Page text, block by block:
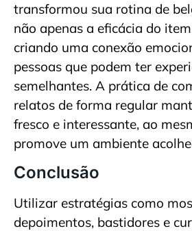
transformou sua rotina de
não apenas a eficácia do
criando uma conexão
pessoas que podem ter
semelhantes. A prática de
relatos de forma regular
fresco e interessante, ao
promove um ambiente
Conclusão
Utilizar estratégias como
depoimentos, bastidores e